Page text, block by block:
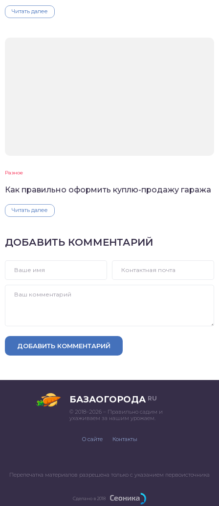
Читать далее
Разное
Как правильно оформить куплю-продажу гаража
Читать далее
ДОБАВИТЬ КОММЕНТАРИЙ
ДОБАВИТЬ КОММЕНТАРИЙ
БАЗАОГОРОДА RU
© 2018–2026 – Правильно садим и
ухаживаем за нашим урожаем.
О сайте Контакты
Перепечатка материалов разрешена только с указанием первоисточника
Сделано в 2018